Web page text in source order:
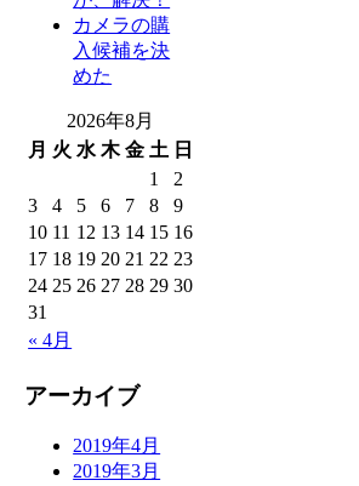
カメラの購
入候補を決
めた
2026年8月
月 火 水 木 金 土 日
« 4月
1
2
3
4 5 6 7 8
9
10 11 12 13 14 15 16
17 18 19 20 21 22 23
24 25 26 27 28 29 30
31
アーカイブ
2019年4月
2019年3月